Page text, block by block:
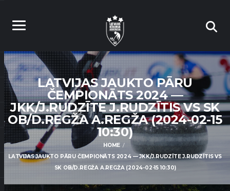
LATVIJAS JAUKTO PĀRU
ČEMPIONĀTS 2024 —
JKK/J.RUDZĪTE J.RUDZĪTIS VS SK
OB/D.REGŽA A.REGŽA (2024-02-15
10:30)
HOME
LATVIJAS JAUKTO PĀRU ČEMPIONĀTS 2024 — JKK/J.RUDZĪTE J.RUDZĪTIS VS
SK OB/D.REGŽA A.REGŽA (2024-02-15 10:30)